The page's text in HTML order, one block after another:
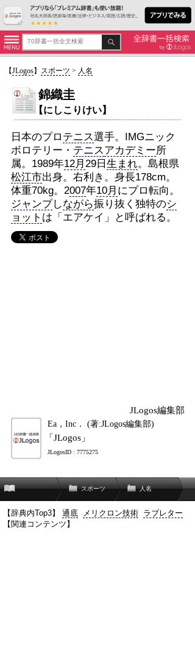
【JLogos】 スポーツ > 人名
錦織圭
【にしこりけい】
日本のプロ テニス選手。IMGニック
ボロテリー・ テニスアカデミー所
属。1989年12月 29日 生まれ。島根県
松江市出身。右利き。身長178cm。
体重70kg。2007年10月 にプロ転向。
ジャンプしながら振り抜く独特のシ
ョット は「エアケイ」と呼ばれる。
JLogos編集部
Ea，Inc． (著:JLogos編集部)
「JLogos」
JLogosID : 7775275
スポーツ 人名
【辞典内Top3】 通底 メリクロン技術 ラブレター
【関連コンテンツ】